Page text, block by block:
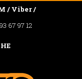
/ Viber /
67 97 12